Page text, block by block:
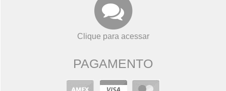
Clique para acessar
PAGAMENTO